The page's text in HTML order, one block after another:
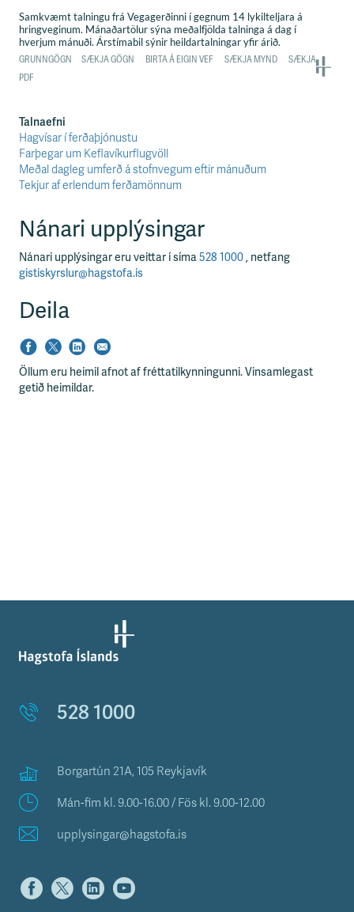
Talnaefni
Hagvísar í ferðaþjónustu
Farþegar um Keflavíkurflugvöll
Meðal dagleg umferð á stofnvegum eftir mánuðum
Tekjur af erlendum ferðamönnum
Nánari upplýsingar
Nánari upplýsingar eru veittar í síma528 1000, netfang
gistiskyrslur@hagstofa.is
Deila
Öllum eru heimil afnot af fréttatilkynningunni. Vinsamlegast
getið heimildar.
528 1000
Borgartún 21A, 105 Reykjavík
Mán-fim kl. 9.00-16.00 / Fös kl. 9.00-12.00
upplysingar@hagstofa.is